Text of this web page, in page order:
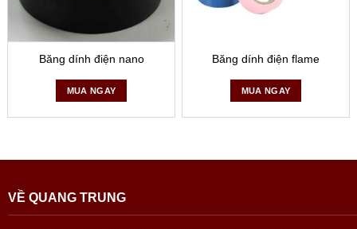
Băng dính điện nano
MUA NGAY
Băng dính điện flame
MUA NGAY
VỀ QUANG TRUNG